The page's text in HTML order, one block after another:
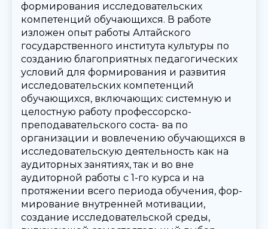
формирования исследовательских
компетенций обучающихся. В работе
изложен опыт работы Алтайского
государственного института культуры по
созданию благоприятных педагогических
условий для формирования и развития
исследовательских компетенций
обучающихся, включающих: системную и
целостную работу профессорско-
преподавательского соста- ва по
организации и вовлечению обучающихся в
исследовательскую деятельность как на
аудиторных занятиях, так и во вне
аудиторной работы с 1-го курса и на
протяжении всего периода обучения, фор-
мирование внутренней мотивации,
создание исследовательской среды,